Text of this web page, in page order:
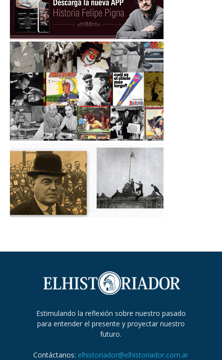
Estimulando la reflexión sobre nuestro pasado
para entender el presente y proyectar nuestro
futuro.
Contáctanos: elhistoriador@elhistoriador.com.ar